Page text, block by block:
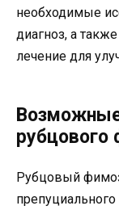
необходимые
диагноз, а
лечение для
рубцового
Рубцовый